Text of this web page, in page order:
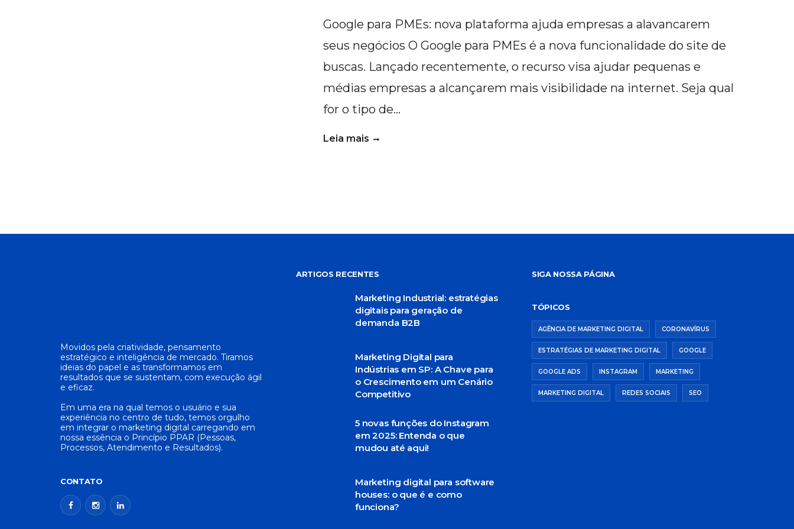
Google para PMEs: nova plataforma ajuda empresas a alavancarem
seus negócios O Google para PMEs é a nova funcionalidade do site de
buscas. Lançado recentemente, o recurso visa ajudar pequenas e
médias empresas a alcançarem mais visibilidade na internet. Seja qual
for o tipo de…
Leia mais
Movidos pela criatividade, pensamento
estratégico e inteligência de mercado. Tiramos
ideias do papel e as transformamos em
resultados que se sustentam, com execução ágil
e eficaz.
Em uma era na qual temos o usuário e sua
experiência no centro de tudo, temos orgulho
em integrar o marketing digital carregando em
nossa essência o Princípio PPAR (Pessoas,
Processos, Atendimento e Resultados).
CONTATO
ARTIGOS RECENTES
Marketing Industrial: estratégias
digitais para geração de
demanda B2B
Marketing Digital para
Indústrias em SP: A Chave para
o Crescimento em um Cenário
Competitivo
5 novas funções do Instagram
em 2025: Entenda o que
mudou até aqui!
Marketing digital para software
houses: o que é e como
funciona?
SIGA NOSSA PÁGINA
TÓPICOS
AGÊNCIA DE MARKETING DIGITAL CORONAVÍRUS
ESTRATÉGIAS DE MARKETING DIGITAL GOOGLE
GOOGLE ADS INSTAGRAM MARKETING
MARKETING DIGITAL REDES SOCIAIS SEO